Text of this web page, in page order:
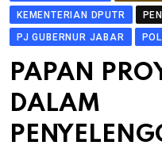
KEMENTERIAN DPUTR
PJ GUBERNUR JABAR
PAPAN
DALAM